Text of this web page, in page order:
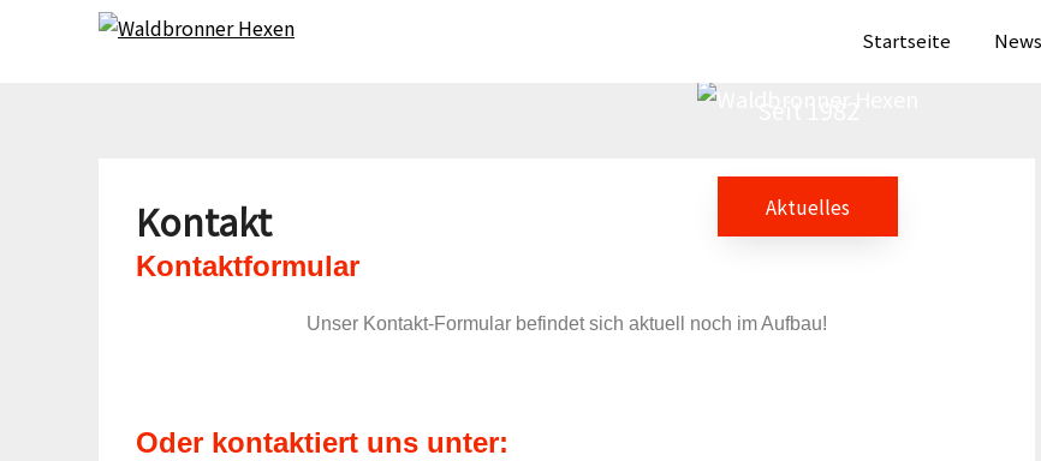
Startseite News
Aktuelles
Kontakt
Kontaktformular
Unser Kontakt-Formular befindet sich aktuell noch im Aufbau!
Oder kontaktiert uns unter: